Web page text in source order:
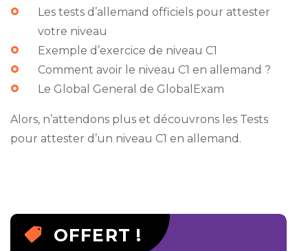
Les tests d’allemand officiels pour attester
votre niveau
Exemple d’exercice de niveau C1
Comment avoir le niveau C1 en allemand ?
Le Global General de GlobalExam
Alors, n’attendons plus et découvrons les Tests
pour attester d’un niveau C1 en allemand.
OFFERT !